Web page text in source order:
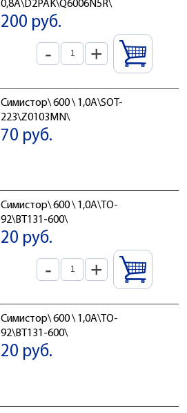
0,8А\D2PAK\Q6006N5R\
200 руб.
- +
Симистор\ 600 \ 1,0А\SOT-
223\Z0103MN\
70 руб.
Симистор\ 600 \ 1,0А\TO-
92\BT131-600\
20 руб.
- +
Симистор\ 600 \ 1,0А\TO-
92\BT131-600\
20 руб.